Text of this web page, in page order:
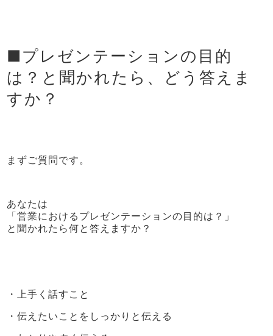
■プレゼンテーションの目的
は？と聞かれたら、どう答えま
すか？
まずご質問です。
あなたは
「営業におけるプレゼンテーションの目的は？」
と聞かれたら何と答えますか？
・上手く話すこと
・伝えたいことをしっかりと伝える